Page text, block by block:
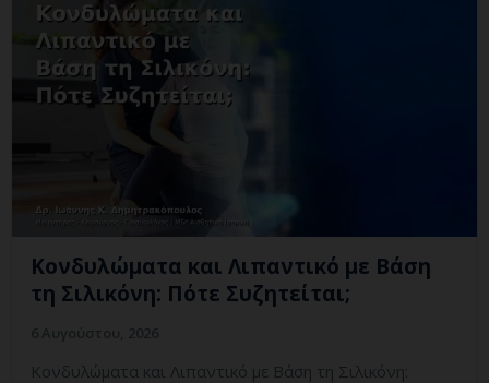
Κονδυλώματα και Λιπαντικό με Βάση
τη Σιλικόνη: Πότε Συζητείται;
Κονδυλώματα και Λιπαντικό με Βάση τη Σιλικόνη: